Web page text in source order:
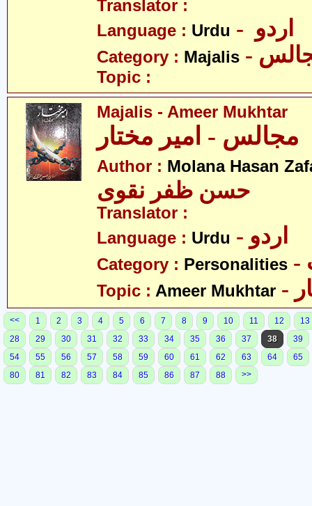
Translator :
Language : Urdu
Category : Majalis
Topic :
Majalis - Ameer Mukhtar
مجالس - امیر مختار
Author : Molana Hasan
حسن ظفر نقوی
Translator :
Language : Urdu - اردو
Category : Personalities
Topic : Ameer Mukhtar
<< 1 2 3 4 5 6 7 8 9 10 11 12
13
28
29 30 31 32 33 34 35 36 37 38
39
54
55 56 57 58 59 60 61 62 63 64
65
80
81 82 83 84 85 86 87 88 >>